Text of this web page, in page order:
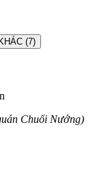
(7)
Chuối Nướng)